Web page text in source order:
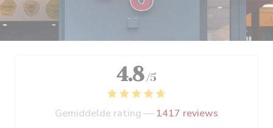
4.8 /5
Gemiddelde rating — 1417 reviews